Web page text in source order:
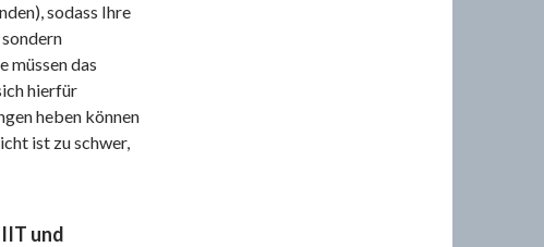
sodass Ihre
müssen das
hierfür
heben können
ist zu schwer,
und